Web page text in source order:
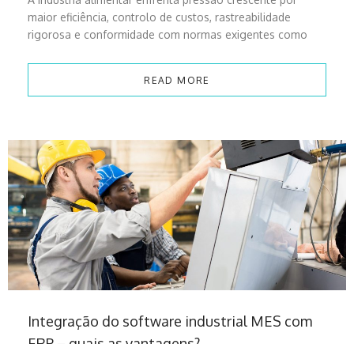
maior eficiência, controlo de custos, rastreabilidade
rigorosa e conformidade com normas exigentes como
READ MORE
Integração do software industrial MES com